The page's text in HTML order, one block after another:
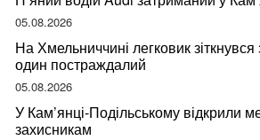
05.08.2026
На Хмельниччині легковик
один постраждалий
05.08.2026
У Кам’янці-Подільському відкрили
захисникам